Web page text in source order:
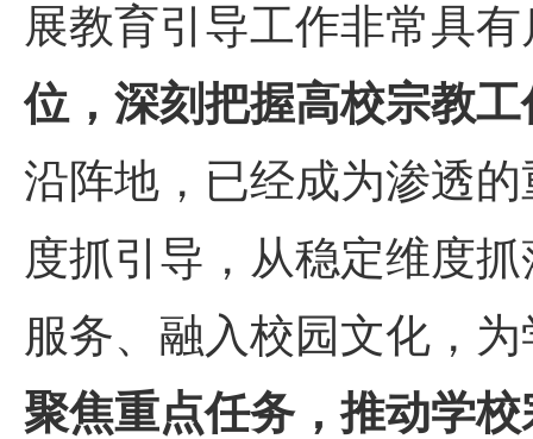
展教育引导工作非常具
位，深刻把握高校宗教
沿阵地，已经成为渗透
度抓引导，从稳定维度
服务、融入校园文化，
聚焦重点任务，推动学